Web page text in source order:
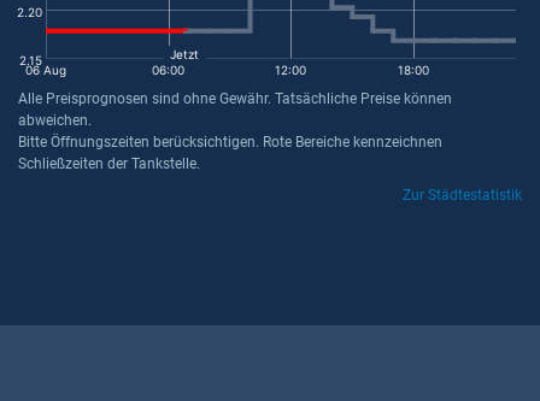
2.15
2.20
06 Aug 06:00 12:00 18:00
Jetzt
Alle Preisprognosen sind ohne Gewähr. Tatsächliche Preise können
abweichen.
Bitte Öffnungszeiten berücksichtigen. Rote Bereiche kennzeichnen
Schließzeiten der Tankstelle.
Zur Städtestatistik